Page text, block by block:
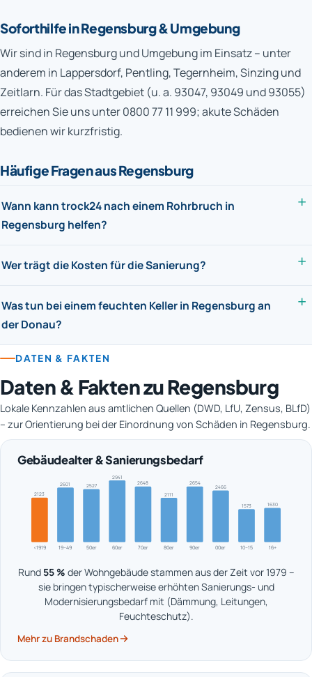
Soforthilfe in Regensburg & Umgebung
Wir sind in Regensburg und Umgebung im Einsatz – unter
anderem in Lappersdorf, Pentling, Tegernheim, Sinzing und
Zeitlarn. Für das Stadtgebiet (u. a. 93047, 93049 und 93055)
erreichen Sie uns unter 0800 77 11 999; akute Schäden
bedienen wir kurzfristig.
Häufige Fragen aus Regensburg
Wann kann trock24 nach einem Rohrbruch in
Regensburg helfen?
Wer trägt die Kosten für die Sanierung?
Was tun bei einem feuchten Keller in Regensburg an
der Donau?
DATEN & FAKTEN
Daten & Fakten zu Regensburg
Lokale Kennzahlen aus amtlichen Quellen (DWD, LfU, Zensus, BLfD)
– zur Orientierung bei der Einordnung von Schäden in Regensburg.
Gebäudealter & Sanierungsbedarf
<1919
2123
19–49
2601
50er
2527
60er
2941
70er
2648
80er
2111
90er
2654
00er
2466
10–15
1573
16+
1630
Rund 55 % der Wohngebäude stammen aus der Zeit vor 1979 –
sie bringen typischerweise erhöhten Sanierungs- und
Modernisierungsbedarf mit (Dämmung, Leitungen,
Feuchteschutz).
Mehr zu Brandschaden